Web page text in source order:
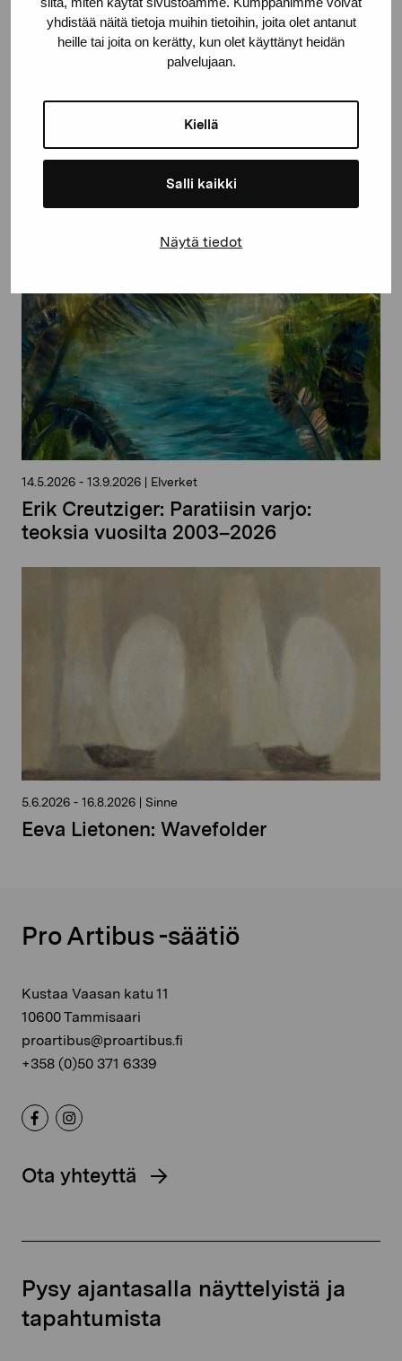
yhdistää näitä tietoja muihin tietoihin, joita olet antanut
heille tai joita on kerätty, kun olet käyttänyt heidän
palvelujaan.
Kiellä
Salli kaikki
Näytä tiedot
Avoinna
ti–su klo 12–17
14.5.2026 - 13.9.2026 | Elverket
Erik Creutziger: Paratiisin varjo:
teoksia vuosilta 2003–2026
5.6.2026 - 16.8.2026 | Sinne
Eeva Lietonen: Wavefolder
Pro Artibus -säätiö
Kustaa Vaasan katu 11
10600 Tammisaari
proartibus@proartibus.fi
+358 (0)50 371 6339
Ota yhteyttä
Pysy ajantasalla näyttelyistä ja
tapahtumista